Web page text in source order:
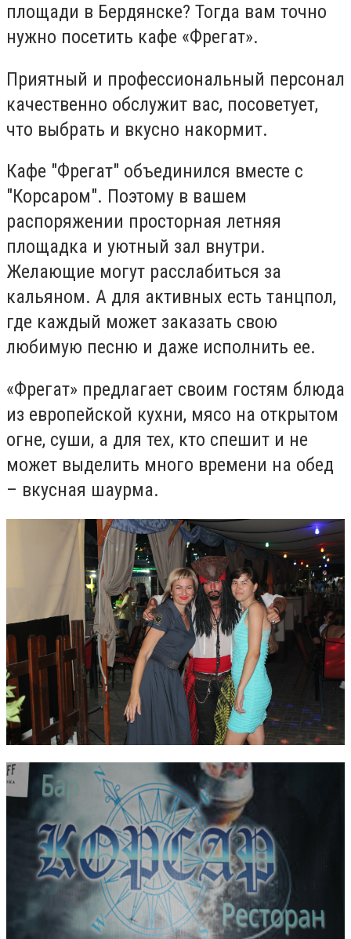
площади в Бердянске? Тогда вам точно
нужно посетить кафе «Фрегат».
Приятный и профессиональный персонал
качественно обслужит вас, посоветует,
что выбрать и вкусно накормит.
Кафе "Фрегат" объединился вместе с
"Корсаром". Поэтому в вашем
распоряжении просторная летняя
площадка и уютный зал внутри.
Желающие могут расслабиться за
кальяном. А для активных есть танцпол,
где каждый может заказать свою
любимую песню и даже исполнить ее.
«Фрегат» предлагает своим гостям блюда
из европейской кухни, мясо на открытом
огне, суши, а для тех, кто спешит и не
может выделить много времени на обед
– вкусная шаурма.